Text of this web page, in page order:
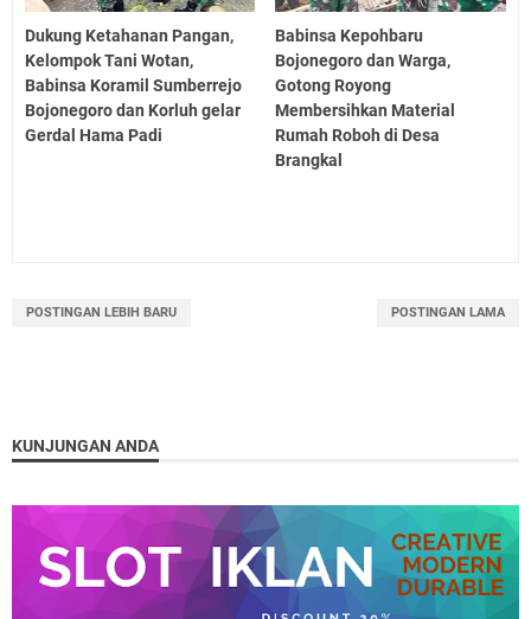
Dukung Ketahanan Pangan,
Kelompok Tani Wotan,
Babinsa Koramil Sumberrejo
Bojonegoro dan Korluh gelar
Gerdal Hama Padi
Babinsa Kepohbaru
Bojonegoro dan Warga,
Gotong Royong
Membersihkan Material
Rumah Roboh di Desa
Brangkal
POSTINGAN LEBIH BARU POSTINGAN LAMA
KUNJUNGAN ANDA